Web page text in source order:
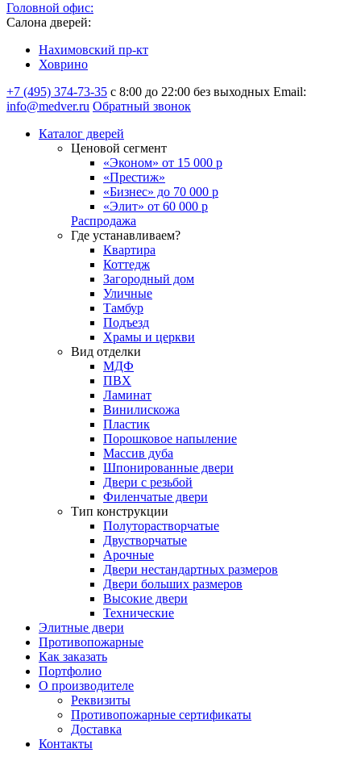
Головной офис:
Салона дверей:
Нахимовский пр-кт
Ховрино
+7 (495) 374-73-35 с 8:00 до 22:00 без выходных Email:
info@medver.ru Обратный звонок
Каталог дверей
Ценовой сегмент
«Эконом» от 15 000 р
«Престиж»
«Бизнес» до 70 000 р
«Элит» от 60 000 р
Распродажа
Где устанавливаем?
Квартира
Коттедж
Загородный дом
Уличные
Тамбур
Подъезд
Храмы и церкви
Вид отделки
МДФ
ПВХ
Ламинат
Винилискожа
Пластик
Порошковое напыление
Массив дуба
Шпонированные двери
Двери с резьбой
Филенчатые двери
Тип конструкции
Полуторастворчатые
Двустворчатые
Арочные
Двери нестандартных размеров
Двери больших размеров
Высокие двери
Технические
Элитные двери
Противопожарные
Как заказать
Портфолио
О производителе
Реквизиты
Противопожарные сертификаты
Доставка
Контакты